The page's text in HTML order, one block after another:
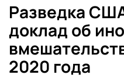
Разведка
доклад об
2020 года